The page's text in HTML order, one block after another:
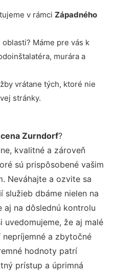
v rámci Západného
Máme pre vás k
murára a
vrátane tých, ktoré nie
stránky.
Zurndorf?
kvalitné a zároveň
sú prispôsobené vašim
Neváhajte a ozvite sa
služieb dbáme nielen na
aj na dôslednú kontrolu
že aj malé
a zbytočné
hodnoty patrí
prístup a úprimná